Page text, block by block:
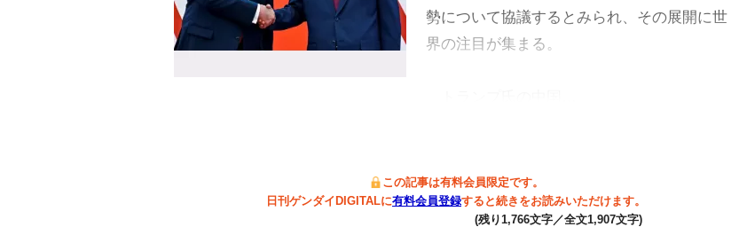
勢について協議するとみられ、その展開に世
界の注目が集まる。
この記事は有料会員限定です。
日刊ゲンダイDIGITALに有料会員登録すると続きをお読みいただけます。
(残り1,766文字／全文1,907文字)